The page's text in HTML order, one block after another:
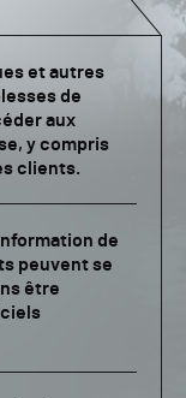
et autres
de
aux
y compris
clients.
de
peuvent se
être